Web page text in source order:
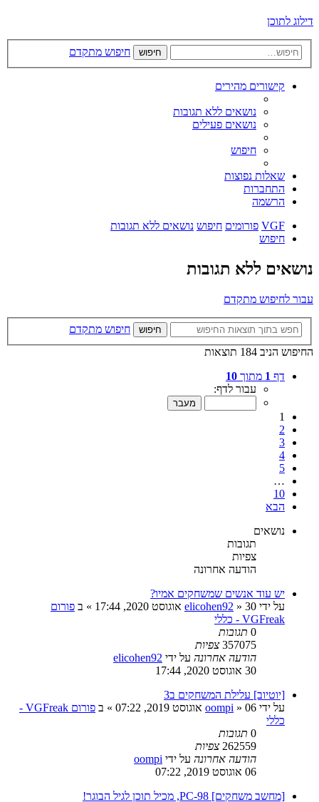
דילוג לתוכן
חיפוש חיפוש מתקדם
קישורים מהירים
נושאים ללא תגובות
נושאים פעילים
חיפוש
שאלות נפוצות
התחברות
הרשמה
VGF פורומים חיפוש נושאים ללא תגובות
חיפוש
נושאים ללא תגובות
עבור לחיפוש מתקדם
חיפוש
חיפוש מתקדם
החיפוש הניב 184 תוצאות
דף 1 מתוך 10
עבור לדף:
1
2
3
4
5
…
10
הבא
נושאים
תגובות
צפיות
הודעה אחרונה
יש עוד אנשים שמשחקים אמיו?
על ידי
elicohen92 » 30 אוגוסט 2020, 17:44 » ב פורום
VGFreak - כללי
0 תגובות
357075 צפיות
הודעה אחרונה על ידי elicohen92
30 אוגוסט 2020, 17:44
[יוטיוב] עלילת המשחקים ב3
על ידי
oompi » 06 אוגוסט 2019, 07:22 » ב
פורום VGFreak -
כללי
0 תגובות
262559 צפיות
הודעה אחרונה על ידי oompi
06 אוגוסט 2019, 07:22
[מחשב משחקים] PC-98, מכיל תוכן לגיל הבוגר!